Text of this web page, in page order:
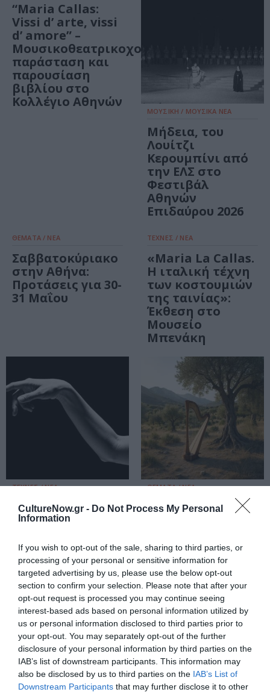
CultureNow.gr - Do Not Process My Personal
Information
If you wish to opt-out of the sale, sharing to third parties, or
processing of your personal or sensitive information for
targeted advertising by us, please use the below opt-out
section to confirm your selection. Please note that after your
opt-out request is processed you may continue seeing
interest-based ads based on personal information utilized by
us or personal information disclosed to third parties prior to
your opt-out. You may separately opt-out of the further
disclosure of your personal information by third parties on the
IAB’s list of downstream participants. This information may
also be disclosed by us to third parties on the IAB’s List of
Downstream Participants that may further disclose it to other
“Maria Callas:
Vissi d’ arte, vissi
d’ amore” –
Μουσικοθεατρικοχορευτική
παράσταση και
παρουσίαση
βιβλίου στο
Κολλέγιο Αθηνών
ΜΟΥΣΙΚΗ / ΜΟΥΣΙΚΑ ΝΕΑ
Μήδεια, του
Λουίτζι
Κερουμπίνι από
την ΕΛΣ στο
Φεστιβάλ
Αθηνών
Επιδαύρου 2026
ΘΕΜΑΤΑ / ΝΕΑ
Σαββατοκύριακο
στην Αθήνα:
Προτάσεις για 30-
31 Μαΐου
ΤΕΧΝΕΣ / ΝΕΑ
«Maria La Callas.
Η ιταλική τέχνη
των κοστουμιών
της ταινίας»:
Έκθεση στο
Μουσείο
Μπενάκη
ΤΕΧΝΕΣ / ΝΕΑ
Εθνική Λυρική
Σκηνή: Η έκθεση
στον
περιβάλλοντα
χώρο του
Αρχαίου Θεάτρου
Επιδαύρου
ΘΕΜΑΤΑ / ΝΕΑ
H Λυρική
παραστάσεις σε
29 διαφορετικούς
χώρους